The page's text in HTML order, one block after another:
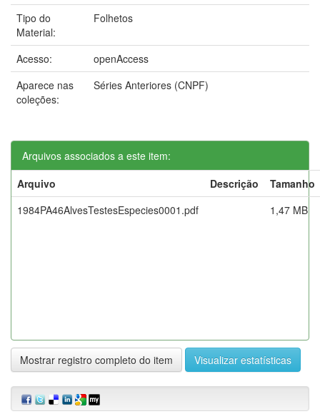
Tipo do
Material:
Folhetos
Acesso:
openAccess
Aparece nas
coleções:
Séries Anteriores (CNPF)
Arquivos associados a este item:
Arquivo
Descrição
Tamanho
1984PA46AlvesTestesEspecies0001.pdf
1,47 MB
Mostrar registro completo do item Visualizar estatísticas